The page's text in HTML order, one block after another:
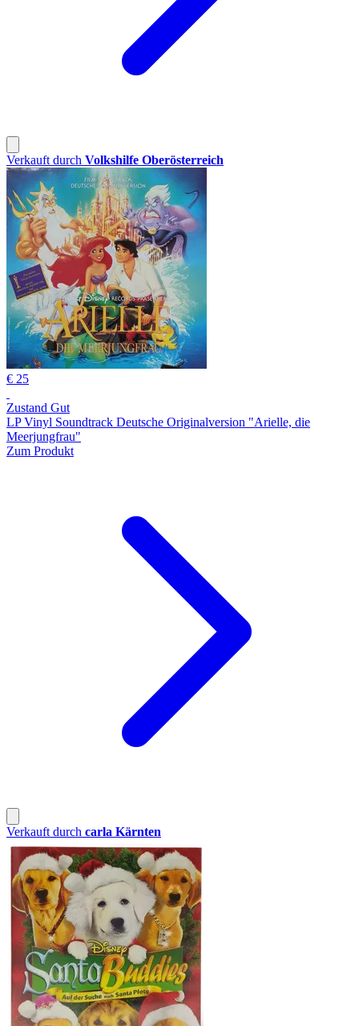
Verkauft durch Volkshilfe Oberösterreich
€ 25
Zustand Gut
LP Vinyl Soundtrack Deutsche Originalversion "Arielle, die
Meerjungfrau"
Zum Produkt
Verkauft durch carla Kärnten